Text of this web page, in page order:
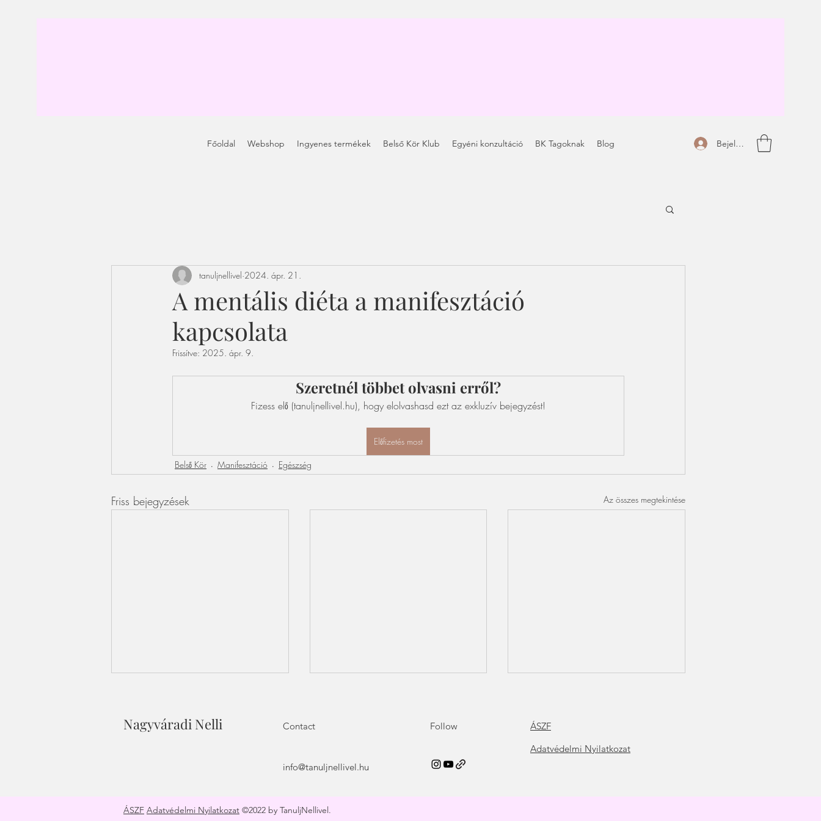
Főoldal Webshop Ingyenes termékek Belső Kör Klub Egyéni konzultáció BK Tagoknak Blog Bejelentkezés
A mentális diéta a manifesztáció
kapcsolata
tanuljnellivel 2024. ápr. 21.
Frissítve: 2025. ápr. 9.
Szeretnél többet olvasni erről?
Fizess elő (tanuljnellivel.hu), hogy elolvashasd ezt az exkluzív bejegyzést!
Előfizetés most
Belső Kör Manifesztáció Egészség
Friss bejegyzések Az összes megtekintése
mágnesévé?
programozd át magad a
Nagyváradi Nelli Contact Follow
ÁSZF
Adatvédelmi Nyilatkozat
info@tanuljnellivel.hu
ÁSZF Adatvédelmi Nyilatkozat ©2022 by TanuljNellivel.